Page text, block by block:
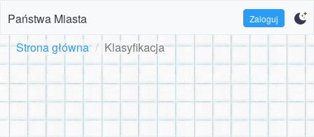
Państwa Miasta Zaloguj
Strona główna Klasyfikacja